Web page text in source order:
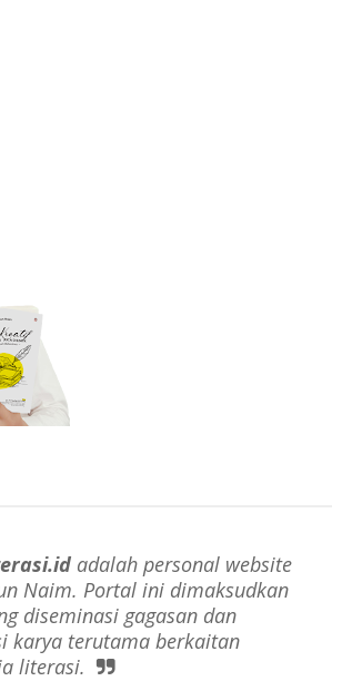
adalah personal website
Naim. Portal ini dimaksudkan
diseminasi gagasan dan
karya terutama berkaitan
literasi.